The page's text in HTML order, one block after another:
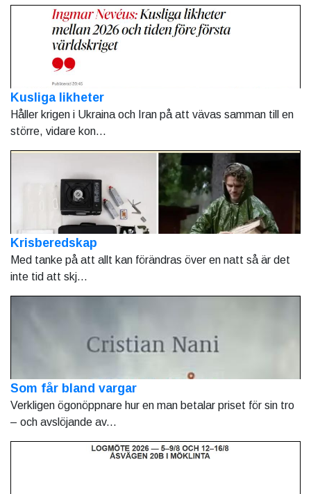
Kusliga likheter
Håller krigen i Ukraina och Iran på att vävas samman till en
större, vidare kon...
Krisberedskap
Med tanke på att allt kan förändras över en natt så är det
inte tid att skj...
Som får bland vargar
Verkligen ögonöppnare hur en man betalar priset för sin tro
– och avslöjande av...